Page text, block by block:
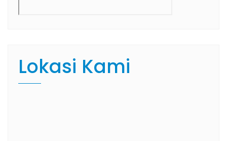
Lokasi Kami